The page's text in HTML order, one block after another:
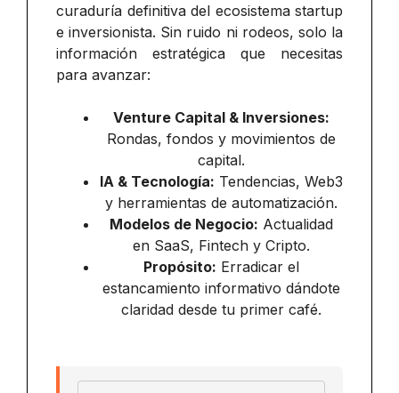
curaduría definitiva del ecosistema startup
e inversionista. Sin ruido ni rodeos, solo la
información estratégica que necesitas
para avanzar:
Venture Capital & Inversiones:
Rondas, fondos y movimientos de
capital.
IA & Tecnología: Tendencias, Web3
y herramientas de automatización.
Modelos de Negocio: Actualidad
en SaaS, Fintech y Cripto.
Propósito: Erradicar el
estancamiento informativo dándote
claridad desde tu primer café.